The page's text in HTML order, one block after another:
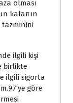
olması
kalanın
tazminini
ilgili kişi
birlikte
ilgili sigorta
göre